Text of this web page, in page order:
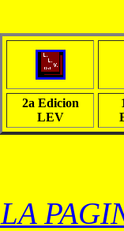
2a Edicion
LEV